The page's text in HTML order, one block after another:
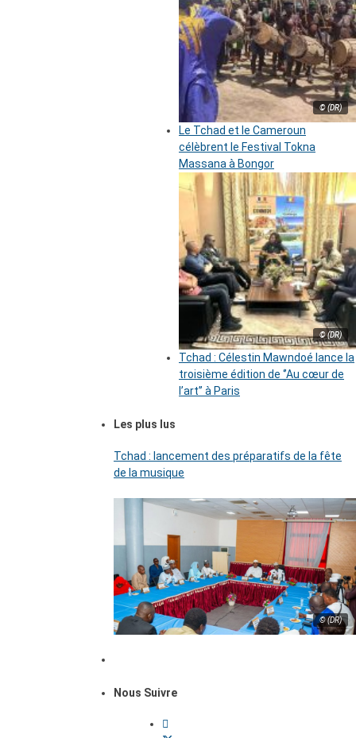
© (DR)
Le Tchad et le Cameroun
célèbrent le Festival Tokna
Massana à Bongor
© (DR)
Tchad : Célestin Mawndoé lance la
troisième édition de ‘’Au cœur de
l’art’’ à Paris
Les plus lus
Tchad : lancement des préparatifs de la fête
de la musique
© (DR)
Nous Suivre